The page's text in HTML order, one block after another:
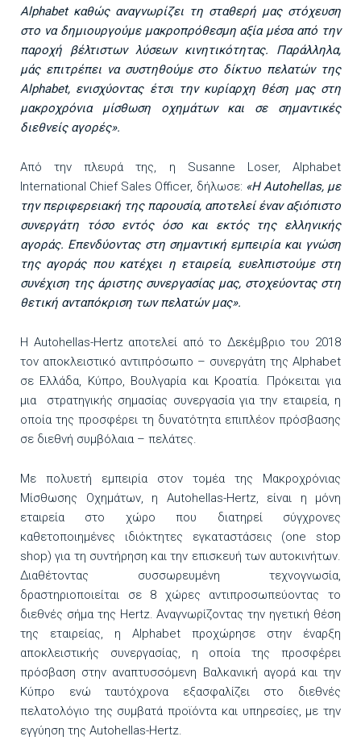
Alphabet καθώς αναγνωρίζει τη σταθερή μας στόχευση
στο να δημιουργούμε μακροπρόθεσμη αξία μέσα από την
παροχή βέλτιστων λύσεων κινητικότητας. Παράλληλα,
μάς επιτρέπει να συστηθούμε στο δίκτυο πελατών της
Alphabet, ενισχύοντας έτσι την κυρίαρχη θέση μας στη
μακροχρόνια μίσθωση οχημάτων και σε σημαντικές
διεθνείς αγορές».
Από την πλευρά της, η Susanne Loser, Alphabet
International Chief Sales Officer, δήλωσε: «Η Autohellas, με
την περιφερειακή της παρουσία, αποτελεί έναν αξιόπιστο
συνεργάτη τόσο εντός όσο και εκτός της ελληνικής
αγοράς. Επενδύοντας στη σημαντική εμπειρία και γνώση
της αγοράς που κατέχει η εταιρεία, ευελπιστούμε στη
συνέχιση της άριστης συνεργασίας μας, στοχεύοντας στη
θετική ανταπόκριση των πελατών μας».
Η Autohellas-Hertz αποτελεί από το Δεκέμβριο του 2018
τον αποκλειστικό αντιπρόσωπο – συνεργάτη της Alphabet
σε Ελλάδα, Κύπρο, Βουλγαρία και Κροατία. Πρόκειται για
μια στρατηγικής σημασίας συνεργασία για την εταιρεία, η
οποία της προσφέρει τη δυνατότητα επιπλέον πρόσβασης
σε διεθνή συμβόλαια – πελάτες.
Με πολυετή εμπειρία στον τομέα της Μακροχρόνιας
Μίσθωσης Οχημάτων, η Autohellas-Hertz, είναι η μόνη
εταιρεία στο χώρο που διατηρεί σύγχρονες
καθετοποιημένες ιδιόκτητες εγκαταστάσεις (one stop
shop) για τη συντήρηση και την επισκευή των αυτοκινήτων.
Διαθέτοντας συσσωρευμένη τεχνογνωσία,
δραστηριοποιείται σε 8 χώρες αντιπροσωπεύοντας το
διεθνές σήμα της Hertz. Αναγνωρίζοντας την ηγετική θέση
της εταιρείας, η Alphabet προχώρησε στην έναρξη
αποκλειστικής συνεργασίας, η οποία της προσφέρει
πρόσβαση στην αναπτυσσόμενη Βαλκανική αγορά και την
Κύπρο ενώ ταυτόχρονα εξασφαλίζει στο διεθνές
πελατολόγιο της συμβατά προϊόντα και υπηρεσίες, με την
εγγύηση της Autohellas-Hertz.